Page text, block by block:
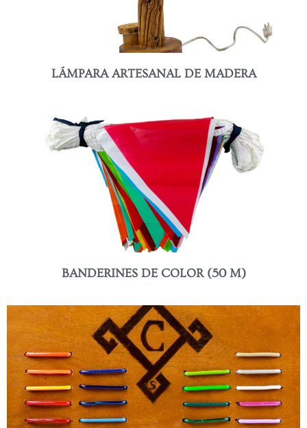
LÁMPARA ARTESANAL DE MADERA
BANDERINES DE COLOR (50 M)